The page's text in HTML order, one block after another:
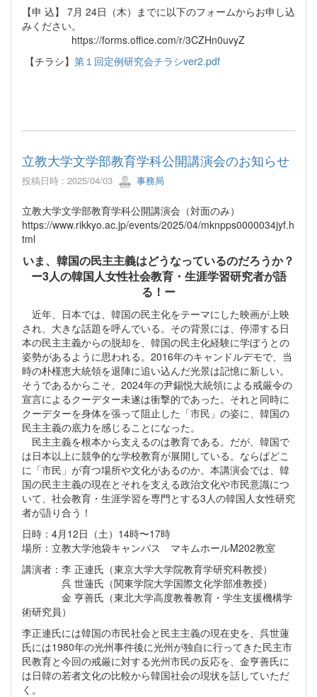
【申 込】 7⽉ 24⽇（⽊）までに以下のフォームからお申し込
みください。
https://forms.oﬃce.com/r/3CZHn0uvyZ
【チラシ】 第１回定例研究会チラシver2.pdf
立教大学文学部教育学科公開講演会のお知らせ
投稿日時 : 2025/04/03 事務局
立教大学文学部教育学科公開講演会（対面のみ）
https://www.rikkyo.ac.jp/events/2025/04/mknpps0000034jyf.h
tml
いま、韓国の民主主義はどうなっているのだろうか？
ー3人の韓国人女性社会教育・生涯学習研究者が語
る！ー
近年、日本では、韓国の民主化をテーマにした映画が上映
され、大きな話題を呼んでいる。その背景には、停滞する日
本の民主主義からの脱却を、韓国の民主化経験に学ぼうとの
姿勢があるように思われる。2016年のキャンドルデモで、当
時の朴槿恵大統領を退陣に追い込んだ光景は記憶に新しい。
そうであるからこそ、2024年の尹錫悦大統領による戒厳令の
宣言によるクーデター未遂は衝撃的であった。それと同時に
クーデターを身体を張って阻止した「市民」の姿に、韓国の
民主主義の底力を感じることになった。
民主主義を根本から支えるのは教育である。だが、韓国で
は日本以上に競争的な学校教育が展開している。ならばどこ
に「市民」が育つ場所や文化があるのか。本講演会では、韓
国の民主主義の現在とそれを支える政治文化や市民意識につ
いて、社会教育・生涯学習を専門とする3人の韓国人女性研究
者が語り合う！
日時：4月12日（土）14時〜17時
場所：立教大学池袋キャンパス マキムホールM202教室
講演者：李 正連氏（東京大学大学院教育学研究科教授）
呉 世蓮氏（関東学院大学国際文化学部准教授）
金 亨善氏（東北大学高度教養教育・学生支援機構学
術研究員）
李正連氏には韓国の市民社会と民主主義の現在史を、呉世蓮
氏には1980年の光州事件後に光州が独自に行ってきた民主市
民教育と今回の戒厳に対する光州市民の反応を、金亨善氏に
は日韓の若者文化の比較から韓国社会の現状を話していただ
く。